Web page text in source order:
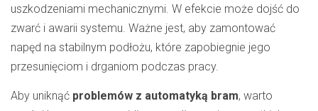
uszkodzeniami mechanicznymi. W efekcie może dojść do
zwarć i awarii systemu. Ważne jest, aby zamontować
napęd na stabilnym podłożu, które zapobiegnie jego
przesunięciom i drganiom podczas pracy.
Aby uniknąć problemów z automatyką bram, warto